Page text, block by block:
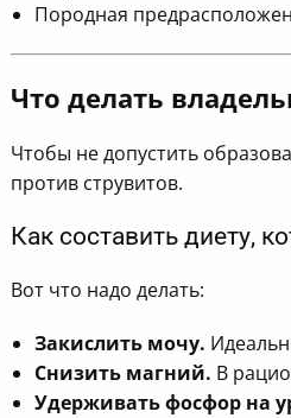
Породная
Что делать
Чтобы не допустить
против струвитов.
Как составить диету,
Вот что надо делать:
Закислить мочу.
Снизить магний. В
Удерживать фосфор на